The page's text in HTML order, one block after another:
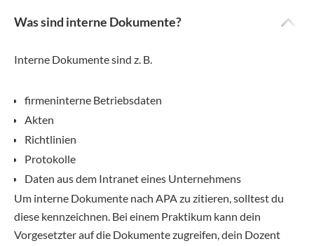
Was sind interne Dokumente?
Interne Dokumente sind z. B.
firmeninterne Betriebsdaten
Akten
Richtlinien
Protokolle
Daten aus dem Intranet eines Unternehmens
Um interne Dokumente nach APA zu zitieren, solltest du
diese kennzeichnen. Bei einem Praktikum kann dein
Vorgesetzter auf die Dokumente zugreifen, dein Dozent